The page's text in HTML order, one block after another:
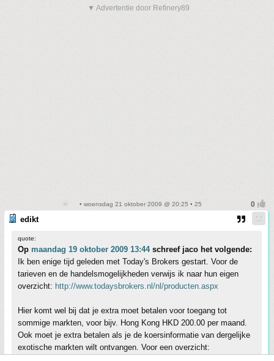
▼ Advertentie door Refinery89
• woensdag 21 oktober 2009 @ 20:25 • 25
edikt
quote:
Op maandag 19 oktober 2009 13:44schreef jaco het volgende:
Ik ben enige tijd geleden met Today's Brokers gestart. Voor de
tarieven en de handelsmogelijkheden verwijs ik naar hun eigen
overzicht: http://www.todaysbrokers.nl/nl/producten.aspx
Hier komt wel bij dat je extra moet betalen voor toegang tot
sommige markten, voor bijv. Hong Kong HKD 200.00 per maand.
Ook moet je extra betalen als je de koersinformatie van dergelijke
exotische markten wilt ontvangen. Voor een overzicht: